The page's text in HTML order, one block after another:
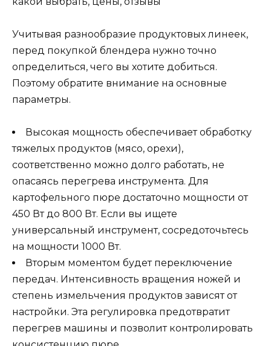
Учитывая разнообразие продуктовых линеек,
перед покупкой блендера нужно точно
определиться, чего вы хотите добиться.
Поэтому обратите внимание на основные
параметры.
Высокая мощность обеспечивает обработку
тяжелых продуктов (мясо, орехи),
соответственно можно долго работать, не
опасаясь перегрева инструмента. Для
картофельного пюре достаточно мощности от
450 Вт до 800 Вт. Если вы ищете
универсальный инструмент, сосредоточьтесь
на мощности 1000 Вт.
Вторым моментом будет переключение
передач. Интенсивность вращения ножей и
степень измельчения продуктов зависят от
настройки. Эта регулировка предотвратит
перегрев машины и позволит контролировать